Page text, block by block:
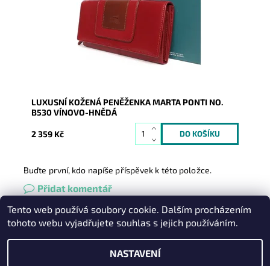
Skladem
9563
Marta Ponti
2 roky
LUXUSNÍ KOŽENÁ PENĚŽENKA MARTA PONTI NO.
B530 VÍNOVO-HNĚDÁ
2 359 Kč
Buďte první, kdo napíše příspěvek k této položce.
Přidat komentář
Heureka.cz | Zboží.cz Oázakabelek
Tento web používá soubory cookie. Dalším procházením
tohoto webu vyjadřujete souhlas s jejich používáním.
NASTAVENÍ